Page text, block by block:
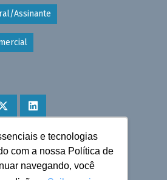
e tecnologias
com a nossa Política de
navegando, você
Assinante